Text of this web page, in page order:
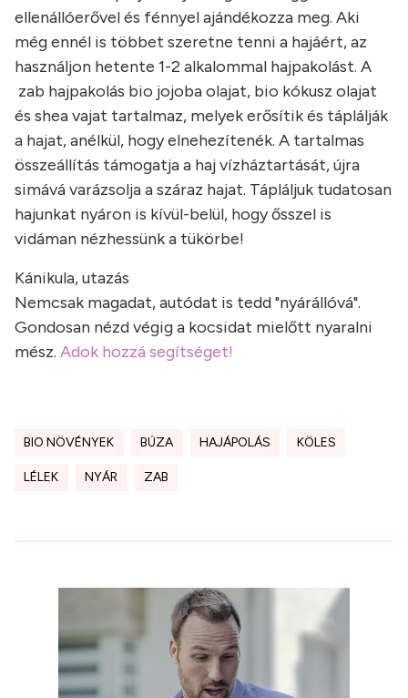
ellenállóerővel és fénnyel ajándékozza meg. Aki
még ennél is többet szeretne tenni a hajáért, az
használjon hetente 1-2 alkalommal hajpakolást. A
zab hajpakolás bio jojoba olajat, bio kókusz olajat
és shea vajat tartalmaz, melyek erősítik és táplálják
a hajat, anélkül, hogy elnehezítenék. A tartalmas
összeállítás támogatja a haj vízháztartását, újra
simává varázsolja a száraz hajat. Tápláljuk tudatosan
hajunkat nyáron is kívül-belül, hogy ősszel is
vidáman nézhessünk a tükörbe!
Kánikula, utazás
Nemcsak magadat, autódat is tedd "nyárállóvá".
Gondosan nézd végig a kocsidat mielőtt nyaralni
mész. Adok hozzá segítséget!
BIO NÖVÉNYEK BÚZA HAJÁPOLÁS KÖLES
LÉLEK NYÁR ZAB